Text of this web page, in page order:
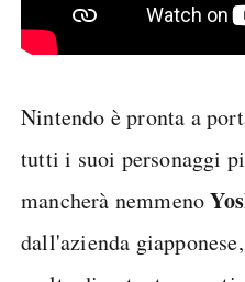
Nintendo è pronta a
tutti i suoi personaggi
mancherà nemmeno
dall'azienda